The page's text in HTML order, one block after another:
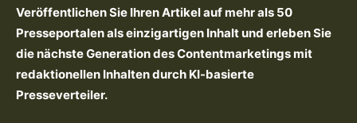
Veröffentlichen Sie Ihren Artikel auf mehr als 50
Presseportalen als einzigartigen Inhalt und erleben Sie
die nächste Generation des Contentmarketings mit
redaktionellen Inhalten durch KI-basierte
Presseverteiler.